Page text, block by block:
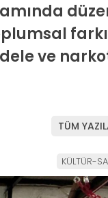
ve
TÜM
KÜLTÜR-